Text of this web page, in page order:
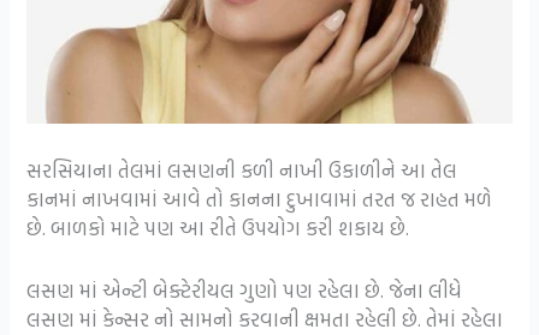
સરસિયાના તેલમાં લસણની કળી નાખી ઉકાળીને આ તેલ
કાનમાં નાખવામાં આવે તો કાનના દુખાવામાં તરત જ રાહત મળે
છે. બાળકો માટે પણ આ રીતે ઉપયોગ કરી શકાય છે.
લસણ માં એન્ટી બેક્ટેરીયલ ગુણો પણ રહેલા છે. જેના લીધે
લસણ માં કેન્સર નો સામનો કરવાની ક્ષમતા રહેલી છે. તેમાં રહેલા